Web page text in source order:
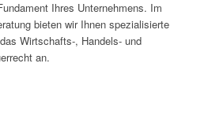
Ihres Unternehmens. Im
bieten wir Ihnen spezialisierte
Wirtschafts-, Handels- und
an.